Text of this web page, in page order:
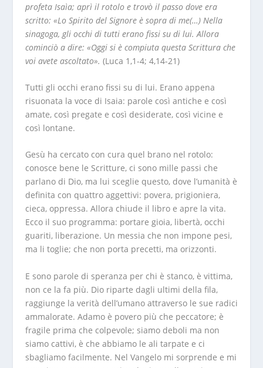
profeta Isaìa; aprì il rotolo e trovò il passo dove era
scritto: «Lo Spirito del Signore è sopra di me(…) Nella
sinagoga, gli occhi di tutti erano fissi su di lui. Allora
cominciò a dire: «Oggi si è compiuta questa Scrittura che
voi avete ascoltato». (Luca 1,1-4; 4,14-21)
Tutti gli occhi erano fissi su di lui. Erano appena
risuonata la voce di Isaia: parole così antiche e così
amate, così pregate e così desiderate, così vicine e
così lontane.
Gesù ha cercato con cura quel brano nel rotolo:
conosce bene le Scritture, ci sono mille passi che
parlano di Dio, ma lui sceglie questo, dove l’umanità è
definita con quattro aggettivi: povera, prigioniera,
cieca, oppressa. Allora chiude il libro e apre la vita.
Ecco il suo programma: portare gioia, libertà, occhi
guariti, liberazione. Un messia che non impone pesi,
ma li toglie; che non porta precetti, ma orizzonti.
E sono parole di speranza per chi è stanco, è vittima,
non ce la fa più. Dio riparte dagli ultimi della fila,
raggiunge la verità dell’umano attraverso le sue radici
ammalorate. Adamo è povero più che peccatore; è
fragile prima che colpevole; siamo deboli ma non
siamo cattivi, è che abbiamo le ali tarpate e ci
sbagliamo facilmente. Nel Vangelo mi sorprende e mi